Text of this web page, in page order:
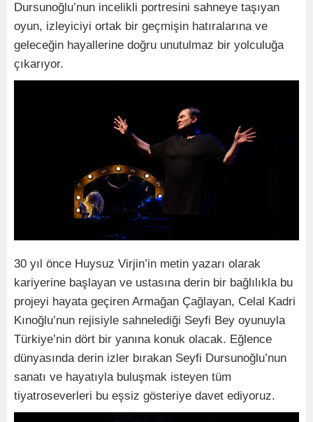
Dursunoğlu’nun incelikli portresini sahneye taşıyan
oyun, izleyiciyi ortak bir geçmişin hatıralarına ve
geleceğin hayallerine doğru unutulmaz bir yolculuğa
çıkarıyor.
30 yıl önce Huysuz Virjin’in metin yazarı olarak
kariyerine başlayan ve ustasına derin bir bağlılıkla bu
projeyi hayata geçiren Armağan Çağlayan, Celal Kadri
Kınoğlu’nun rejisiyle sahnelediği Seyfi Bey oyunuyla
Türkiye’nin dört bir yanına konuk olacak. Eğlence
dünyasında derin izler bırakan Seyfi Dursunoğlu’nun
sanatı ve hayatıyla buluşmak isteyen tüm
tiyatroseverleri bu eşsiz gösteriye davet ediyoruz.